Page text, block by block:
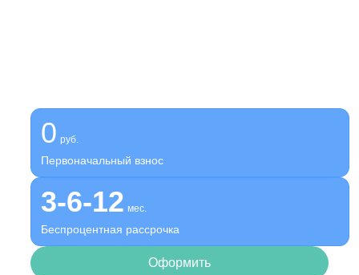
0 руб.
Первоначальный взнос
3-6-12 мес.
Беспроцентная рассрочка
Оформить